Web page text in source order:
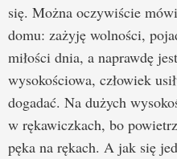
się. Można oczywiście
domu: zażyję wolności,
miłości dnia, a naprawdę
wysokościowa, człowiek
dogadać. Na dużych
w rękawiczkach, bo
pęka na rękach. A jak się